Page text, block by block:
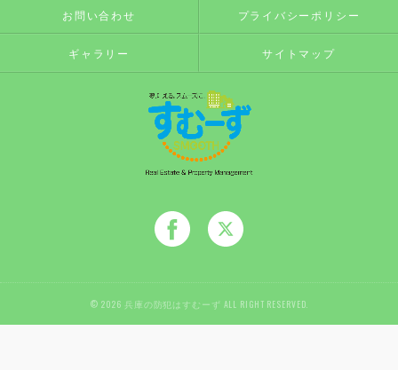
お問い合わせ プライバシーポリシー
ギャラリー サイトマップ
© 2026 兵庫の防犯はすむーず ALL RIGHT RESERVED.